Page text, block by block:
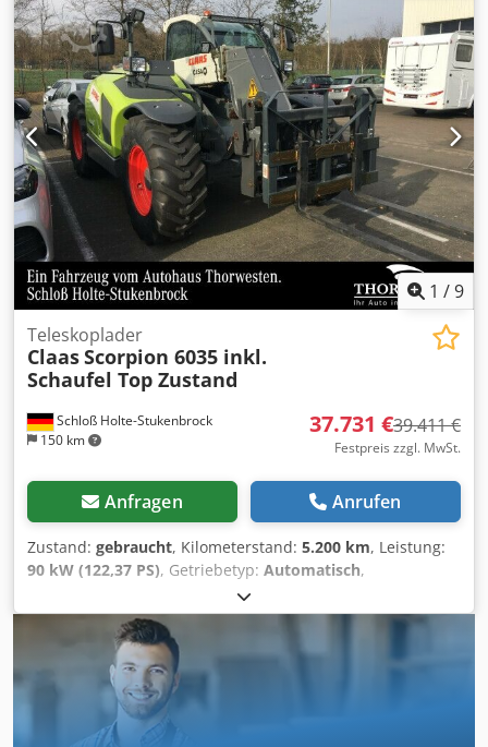
1 /9
Schloß Holte-Stukenbrock
150 km
Teleskoplader
ClaasScorpion 6035 inkl.
Schaufel Top Zustand
37.731 €39.411 €
Festpreis zzgl. MwSt.
Anfragen Anrufen
Zustand: gebraucht, Kilometerstand: 5.200 km, Leistung:
90 kW (122,37 PS), Getriebetyp: Automatisch,
Grün
kg, Leergewicht:5 kg, maximales Ladegewicht:2.900 kg,
6.150.000 mm
Erstzulassung:01/2016 , Betriebsstunden:
,
Gesamthöhe:46.800 mm
Radstand: 2.850 mm, Ausleger 6 m, Bereifung neu und
neuwertig, diverse Hydraulikanschlüsse erneuert, Hubkraft